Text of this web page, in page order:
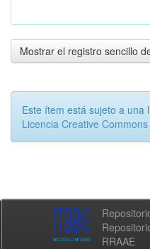
Mostrar el registro sencillo
Este ítem está sujeto a una
Licencia Creative Commons
RRAAE